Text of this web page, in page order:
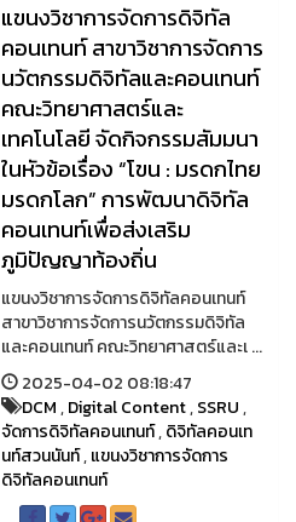
แขนงวิชาการจัดการดิจิทัล
คอนเทนท์ สาขาวิชาการจัดการ
นวัตกรรมดิจิทัลและคอนเทนท์
คณะวิทยาศาสตร์และ
เทคโนโลยี จัดกิจกรรมสัมมนา
ในหัวข้อเรื่อง “โขน : มรดกไทย
มรดกโลก” การพัฒนาดิจิทัล
คอนเทนท์เพื่อส่งเสริม
ภูมิปัญญาท้องถิ่น
แขนงวิชาการจัดการดิจิทัลคอนเทนท์
สาขาวิชาการจัดการนวัตกรรมดิจิทัล
และคอนเทนท์ คณะวิทยาศาสตร์และเ ...
2025-04-02 08:18:47
DCM,Digital Content,SSRU,
จัดการดิจิทัลคอนเทนท์,ดิจิทัลคอนเท
นท์สวนนันท์,แขนงวิชาการจัดการ
ดิจิทัลคอนเทนท์